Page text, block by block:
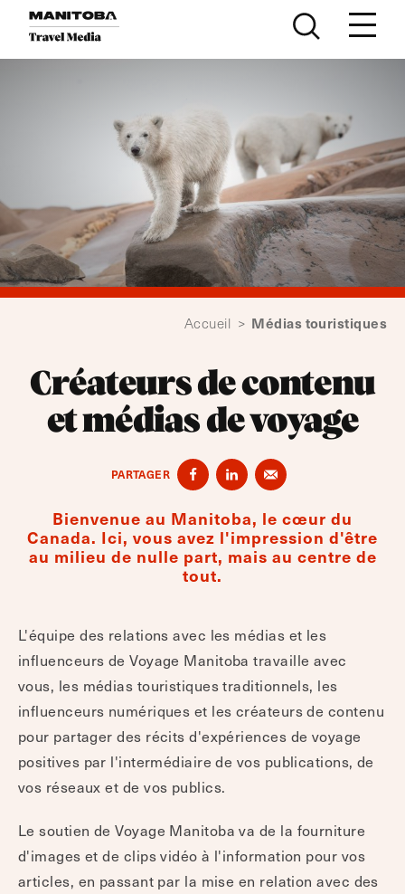
Skip to content
Accueil > Médias touristiques
Créateurs de contenu
et médias de voyage
PARTAGER
Bienvenue au Manitoba, le cœur du
Canada. Ici, vous avez l'impression d'être
au milieu de nulle part, mais au centre de
tout.
L'équipe des relations avec les médias et les
influenceurs de Voyage Manitoba travaille avec
vous, les médias touristiques traditionnels, les
influenceurs numériques et les créateurs de contenu
pour partager des récits d'expériences de voyage
positives par l'intermédiaire de vos publications, de
vos réseaux et de vos publics.
Le soutien de Voyage Manitoba va de la fourniture
d'images et de clips vidéo à l'information pour vos
articles, en passant par la mise en relation avec des